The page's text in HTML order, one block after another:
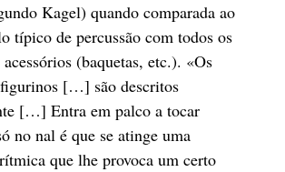
Kagel) quando comparada ao
típico de percussão com todos os
(baquetas, etc.). «Os
[…] são descritos
[…] Entra em palco a tocar
no nal é que se atinge uma
que lhe provoca um certo